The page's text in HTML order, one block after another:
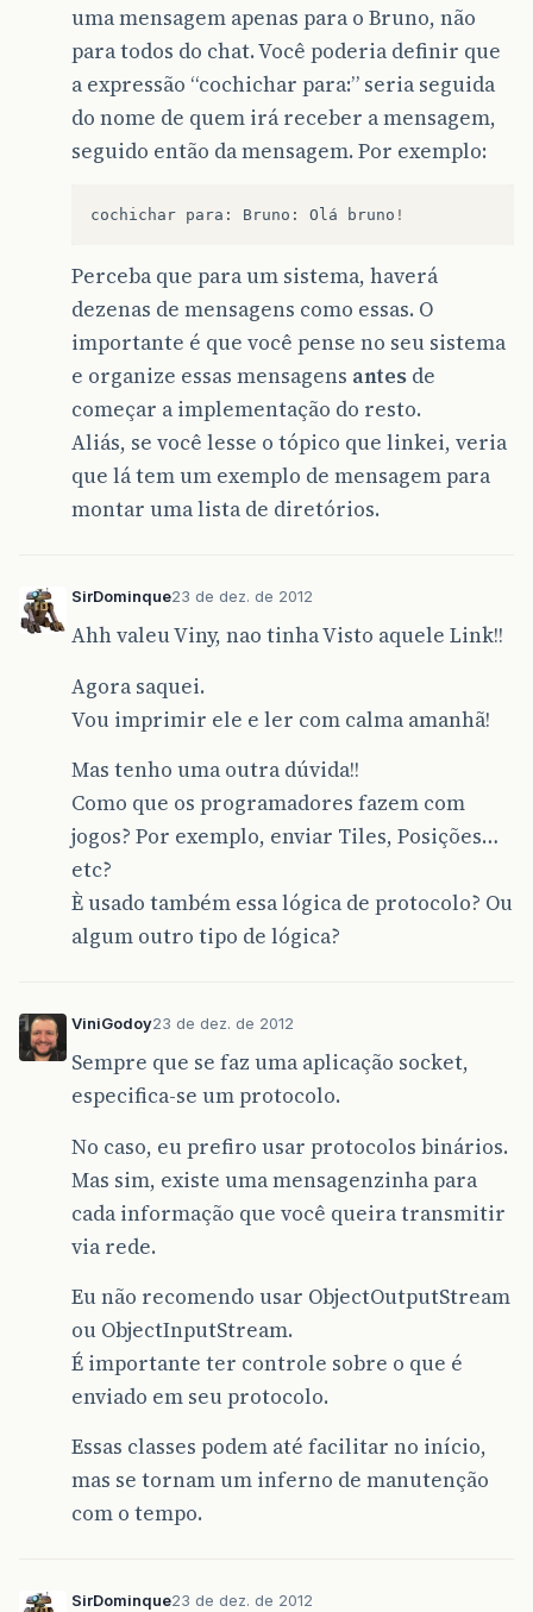
uma mensagem apenas para o Bruno, não
para todos do chat. Você poderia definir que
a expressão “cochichar para:” seria seguida
do nome de quem irá receber a mensagem,
seguido então da mensagem. Por exemplo:
cochichar para : Bruno : Olá bruno !
Perceba que para um sistema, haverá
dezenas de mensagens como essas. O
importante é que você pense no seu sistema
e organize essas mensagens antes de
começar a implementação do resto.
Aliás, se você lesse o tópico que linkei, veria
que lá tem um exemplo de mensagem para
montar uma lista de diretórios.
SirDominque23 de dez. de 2012
Ahh valeu Viny, nao tinha Visto aquele Link!!
Agora saquei.
Vou imprimir ele e ler com calma amanhã!
Mas tenho uma outra dúvida!!
Como que os programadores fazem com
jogos? Por exemplo, enviar Tiles, Posições…
etc?
È usado também essa lógica de protocolo? Ou
algum outro tipo de lógica?
ViniGodoy23 de dez. de 2012
Sempre que se faz uma aplicação socket,
especifica-se um protocolo.
No caso, eu prefiro usar protocolos binários.
Mas sim, existe uma mensagenzinha para
cada informação que você queira transmitir
via rede.
Eu não recomendo usar ObjectOutputStream
ou ObjectInputStream.
É importante ter controle sobre o que é
enviado em seu protocolo.
Essas classes podem até facilitar no início,
mas se tornam um inferno de manutenção
com o tempo.
SirDominque23 de dez. de 2012